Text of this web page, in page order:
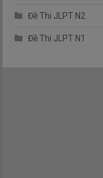
Đề Thi JLPT N2
Đề Thi JLPT N1